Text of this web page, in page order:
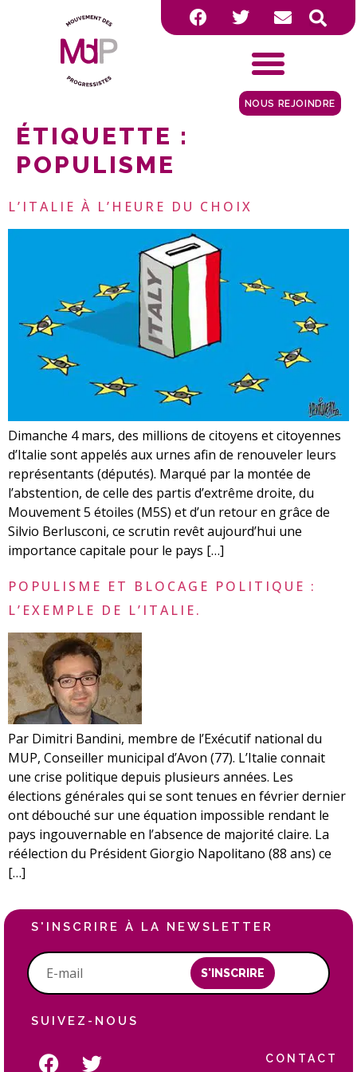
NOUS REJOINDRE
ÉTIQUETTE :
POPULISME
L’ITALIE À L’HEURE DU CHOIX
Dimanche 4 mars, des millions de citoyens et citoyennes
d’Italie sont appelés aux urnes afin de renouveler leurs
représentants (députés). Marqué par la montée de
l’abstention, de celle des partis d’extrême droite, du
Mouvement 5 étoiles (M5S) et d’un retour en grâce de
Silvio Berlusconi, ce scrutin revêt aujourd’hui une
importance capitale pour le pays […]
POPULISME ET BLOCAGE POLITIQUE :
L’EXEMPLE DE L’ITALIE.
Par Dimitri Bandini, membre de l’Exécutif national du
MUP, Conseiller municipal d’Avon (77). L’Italie connait
une crise politique depuis plusieurs années. Les
élections générales qui se sont tenues en février dernier
ont débouché sur une équation impossible rendant le
pays ingouvernable en l’absence de majorité claire. La
réélection du Président Giorgio Napolitano (88 ans) ce
[…]
S'INSCRIRE À LA NEWSLETTER
S'INSCRIRE
SUIVEZ-NOUS
CONTACT